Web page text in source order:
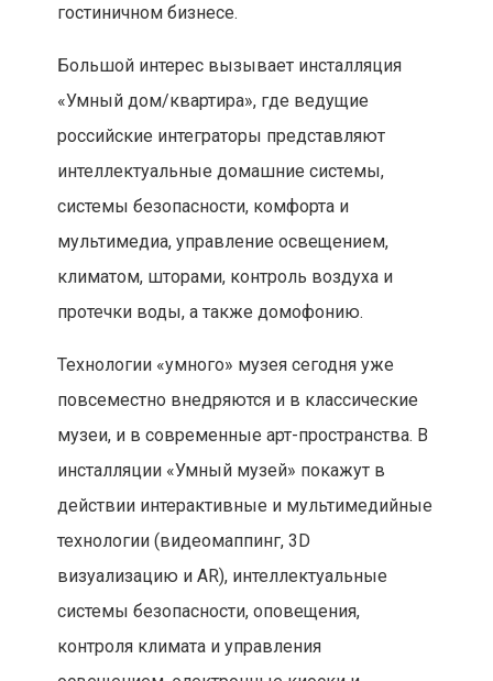
гостиничном бизнесе.
Большой интерес вызывает инсталляция
«Умный дом/квартира», где ведущие
российские интеграторы представляют
интеллектуальные домашние системы,
системы безопасности, комфорта и
мультимедиа, управление освещением,
климатом, шторами, контроль воздуха и
протечки воды, а также домофонию.
Технологии «умного» музея сегодня уже
повсеместно внедряются и в классические
музеи, и в современные арт-пространства. В
инсталляции «Умный музей» покажут в
действии интерактивные и мультимедийные
технологии (видеомаппинг, 3D
визуализацию и AR), интеллектуальные
системы безопасности, оповещения,
контроля климата и управления